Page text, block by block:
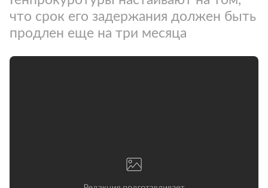
что срок его задержания должен быть
продлен еще на три месяца